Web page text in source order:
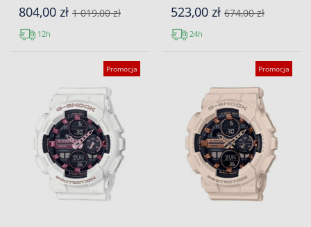
804,00 zł 1 019,00 zł
12h
523,00 zł 674,00 zł
24h
Promocja Promocja